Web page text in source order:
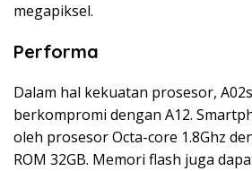
megapiksel.
Performa
Dalam hal kekuatan prosesor,
berkompromi dengan A12.
oleh prosesor Octa-core 1.8Ghz
ROM 32GB. Memori flash juga